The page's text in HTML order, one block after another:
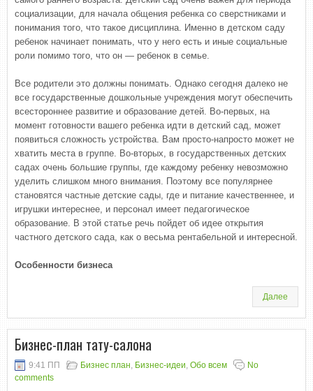
социализации, для начала общения ребенка со сверстниками и
понимания того, что такое дисциплина. Именно в детском саду
ребенок начинает понимать, что у него есть и иные социальные
роли помимо того, что он — ребенок в семье.
Все родители это должны понимать. Однако сегодня далеко не
все государственные дошкольные учреждения могут обеспечить
всестороннее развитие и образование детей. Во-первых, на
момент готовности вашего ребенка идти в детский сад, может
появиться сложность устройства. Вам просто-напросто может не
хватить места в группе. Во-вторых, в государственных детских
садах очень большие группы, где каждому ребенку невозможно
уделить слишком много внимания. Поэтому все популярнее
становятся частные детские сады, где и питание качественнее, и
игрушки интереснее, и персонал имеет педагогическое
образование. В этой статье речь пойдет об идее открытия
частного детского сада, как о весьма рентабельной и интересной.
Особенности бизнеса
Далее
Бизнес-план тату-салона
9:41 ПП Бизнес план, Бизнес-идеи, Обо всем
No
comments